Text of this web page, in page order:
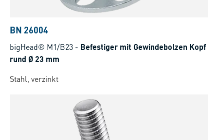
BN 26004
bigHead® M1/B23 - Befestiger mit Gewindebolzen Kopf
rund Ø 23 mm
Stahl, verzinkt